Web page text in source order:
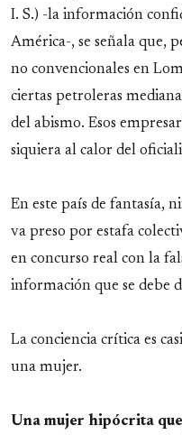
I. S.) -la información
América-, se señala que,
no convencionales en
ciertas petroleras
del abismo. Esos
siquiera al calor del
En este país de fantasía,
va preso por estafa
en concurso real con la
información que se debe
La conciencia crítica es
una mujer.
Una mujer hipócrita